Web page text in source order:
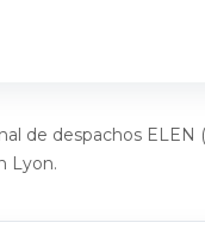
de despachos ELEN
Lyon.